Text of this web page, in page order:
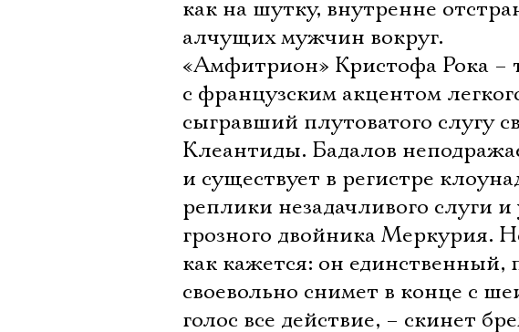
как на шутку, внутренне
алчущих мужчин вокруг.
«Амфитрион» Кристофа Рока –
с французским акцентом
сыгравший плутоватого слугу
Клеантиды. Бадалов
и существует в регистре
реплики незадачливого слуги и
грозного двойника Меркурия.
как кажется: он единственный,
своевольно снимет в конце с
голос все действие, – скинет